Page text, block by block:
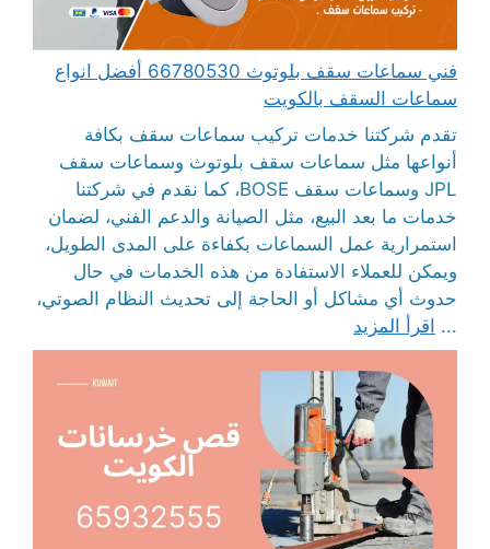
فني سماعات سقف بلوتوث 66780530 أفضل انواع
سماعات السقف بالكويت
تقدم شركتنا خدمات تركيب سماعات سقف بكافة
أنواعها مثل سماعات سقف بلوتوث وسماعات سقف
JPL وسماعات سقف BOSE، كما نقدم في شركتنا
خدمات ما بعد البيع، مثل الصيانة والدعم الفني، لضمان
استمرارية عمل السماعات بكفاءة على المدى الطويل،
ويمكن للعملاء الاستفادة من هذه الخدمات في حال
حدوث أي مشاكل أو الحاجة إلى تحديث النظام الصوتي،
... اقرأ المزيد